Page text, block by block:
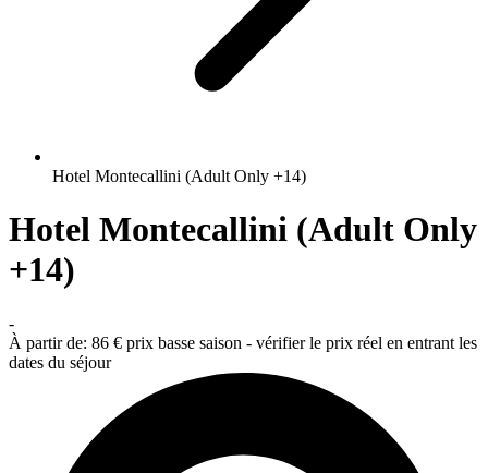
Hotel Montecallini (Adult Only +14)
Hotel Montecallini (Adult Only
+14)
-
À partir de: 86 € prix basse saison - vérifier le prix réel en entrant les
dates du séjour